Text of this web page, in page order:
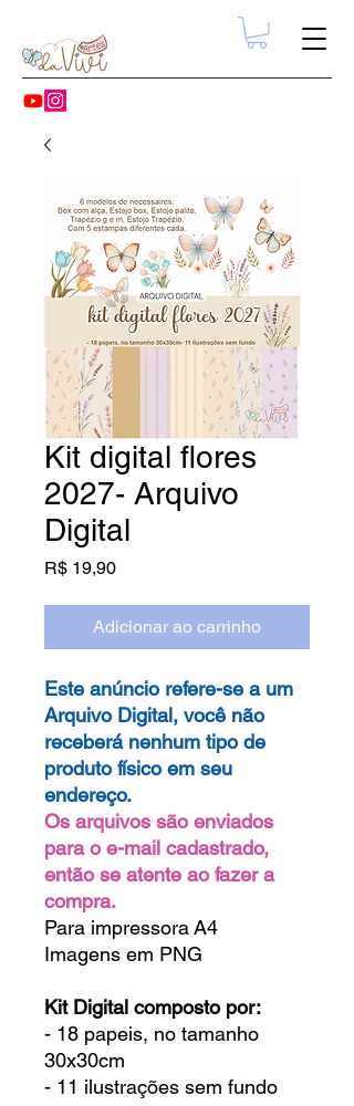
Kit digital flores
2027- Arquivo
Digital
R$ 19,90Preço
Adicionar ao carrinho
Este anúncio refere-se a um
Arquivo Digital, você não
receberá nenhum tipo de
produto físico em seu
endereço.
Os arquivos são enviados
para o e-mail cadastrado,
então se atente ao fazer a
compra.
Para impressora A4
Imagens em PNG
Kit Digital composto por:
- 18 papeis, no tamanho
30x30cm
- 11 ilustrações sem fundo